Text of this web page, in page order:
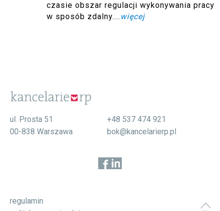
czasie obszar regulacji wykonywania pracy
w sposób zdalny.... więcej
ul. Prosta 51
00-838 Warszawa
+48 537 474 921
bok@kancelarierp.pl
regulamin